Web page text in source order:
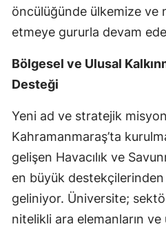
öncülüğünde ülkemize ve
etmeye gururla devam
Bölgesel ve Ulusal
Desteği
Yeni ad ve stratejik
Kahramanmaraş’ta
gelişen Havacılık ve
en büyük
geliniyor. Üniversite;
nitelikli ara elemanların ve